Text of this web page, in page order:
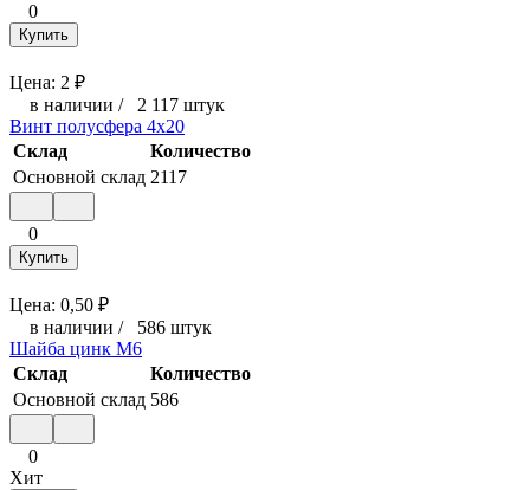
0
Купить
Цена: 2 ₽
в наличии / 2 117 штук
Винт полусфера 4x20
Склад
Количество
Основной склад 2117
0
Купить
Цена: 0,50 ₽
в наличии / 586 штук
Шайба цинк М6
Склад
Количество
Основной склад 586
0
Хит